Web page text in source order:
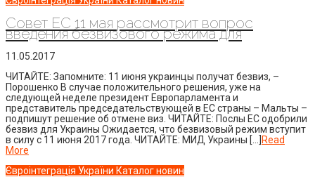
Совет ЕС 11 мая рассмотрит вопрос
введения безвизового режима для
11.05.2017
ЧИТАЙТЕ: Запомните: 11 июня украинцы получат безвиз, –
Порошенко В случае положительного решения, уже на
следующей неделе президент Европарламента и
представитель председательствующей в ЕС страны – Мальты –
подпишут решение об отмене виз. ЧИТАЙТЕ: Послы ЕС одобрили
безвиз для Украины Ожидается, что безвизовый режим вступит
в силу с 11 июня 2017 года. ЧИТАЙТЕ: МИД Украины […]
Read
More
Євроінтеграція України Каталог новин